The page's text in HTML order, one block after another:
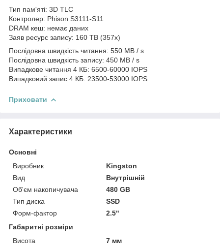
Тип пам'яті: 3D TLC
Контролер: Phison S3111-S11
DRAM кеш: немає даних
Заяв ресурс запису: 160 TB (357x)
Послідовна швидкість читання: 550 MB / s
Послідовна швидкість запису: 450 MB / s
Випадкове читання 4 КБ: 6500-60000 IOPS
Випадковий запис 4 КБ: 23500-53000 IOPS
Приховати
Характеристики
Основні
Виробник
Kingston
Вид
Внутрішній
Об'єм накопичувача
480 GB
Тип диска
SSD
Форм-фактор
2.5"
Габаритні розміри
Висота
7 мм